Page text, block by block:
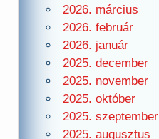
2026. március
2026. február
2026. január
2025. december
2025. november
2025. október
2025. szeptember
2025. augusztus